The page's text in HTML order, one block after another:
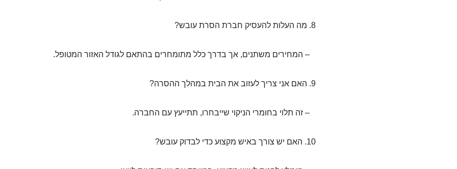
8. מה העלות להעסיק חברת הסרת עובש?
– המחירים משתנים, אך בדרך כלל מתומחרים בהתאם לגודל האזור המטופל.
9. האם אני צריך לעזוב את הבית במהלך ההסרה?
– זה תלוי בחומרי הניקוי שייבחרו, תתייעץ עם החברה.
10. האם יש צורך באיש מקצוע כדי לבדוק עובש?